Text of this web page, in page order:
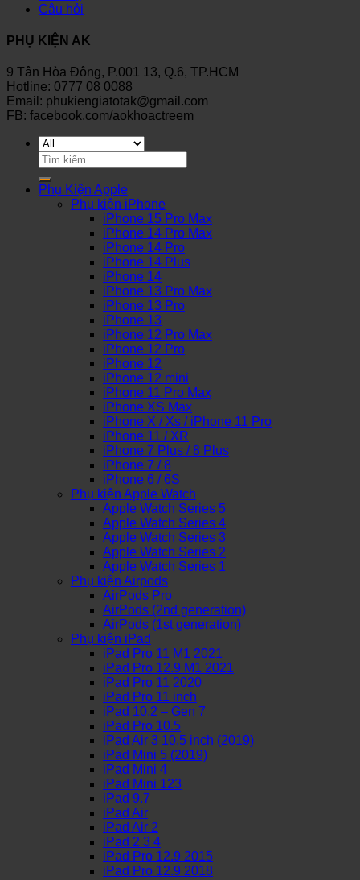
Câu hỏi
PHỤ KIỆN AK
9 Tân Hòa Đông, P.001 13, Q.6, TP.HCM
Hotline: 0777 08 0088
Email: phukiengiatotak@gmail.com
FB: facebook.com/aokhoactreem
Tìm
kiếm:
Phụ Kiện Apple
Phụ kiện iPhone
iPhone 15 Pro Max
iPhone 14 Pro Max
iPhone 14 Pro
iPhone 14 Plus
iPhone 14
iPhone 13 Pro Max
iPhone 13 Pro
iPhone 13
iPhone 12 Pro Max
iPhone 12 Pro
iPhone 12
iPhone 12 mini
iPhone 11 Pro Max
iPhone XS Max
iPhone X / Xs / iPhone 11 Pro
iPhone 11 / XR
iPhone 7 Plus / 8 Plus
iPhone 7 / 8
iPhone 6 / 6S
Phụ kiện Apple Watch
Apple Watch Series 5
Apple Watch Series 4
Apple Watch Series 3
Apple Watch Series 2
Apple Watch Series 1
Phụ kiện Airpods
AirPods Pro
AirPods (2nd generation)
AirPods (1st generation)
Phụ kiện iPad
iPad Pro 11 M1 2021
iPad Pro 12.9 M1 2021
iPad Pro 11 2020
iPad Pro 11 inch
iPad 10.2 – Gen 7
iPad Pro 10.5
iPad Air 3 10.5 inch (2019)
iPad Mini 5 (2019)
iPad Mini 4
iPad Mini 123
iPad 9.7
iPad Air
iPad Air 2
iPad 2 3 4
iPad Pro 12.9 2015
iPad Pro 12.9 2018